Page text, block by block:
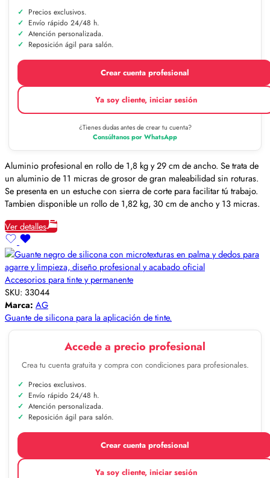
Precios exclusivos.
Envío rápido 24/48 h.
Atención personalizada.
Reposición ágil para salón.
Crear cuenta profesional
Ya soy cliente, iniciar sesión
¿Tienes dudas antes de crear tu cuenta?
Consúltanos por WhatsApp
Aluminio profesional en rollo de 1,8 kg y 29 cm de ancho. Se trata de
un aluminio de 11 micras de grosor de gran maleabilidad sin roturas.
Se presenta en un estuche con sierra de corte para facilitar tú trabajo.
Tambien disponible un rollo de 1,82 kg, 30 cm de ancho y 13 micras.
Ver detalles
Accesorios para tinte y permanente
SKU: 33044
Marca: AG
Guante de silicona para la aplicación de tinte.
Accede a precio profesional
Crea tu cuenta gratuita y compra con condiciones para profesionales.
Precios exclusivos.
Envío rápido 24/48 h.
Atención personalizada.
Reposición ágil para salón.
Crear cuenta profesional
Ya soy cliente, iniciar sesión